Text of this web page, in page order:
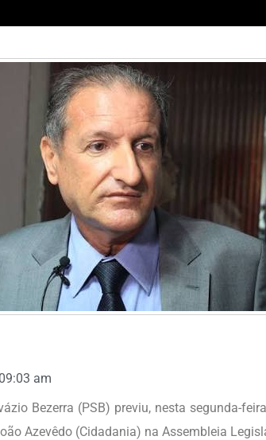
09:03 am
Bezerra (PSB) previu, nesta segunda-
Azevêdo (Cidadania) na Assembleia